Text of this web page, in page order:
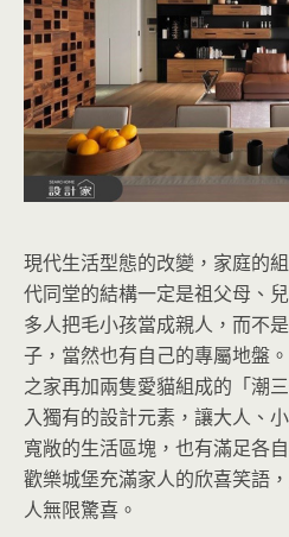
現代生活型態的改變，家庭的
代同堂的結構一定是祖父母、
多人把毛小孩當成親人，而不
子，當然也有自己的專屬地盤
之家再加兩隻愛貓組成的「潮
入獨有的設計元素，讓大人、
寬敞的生活區塊，也有滿足各
歡樂城堡充滿家人的欣喜笑語
人無限驚喜。